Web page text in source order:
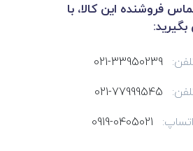
فروشنده این کالا، با
021-33950239
021-77999545
0919-0405021